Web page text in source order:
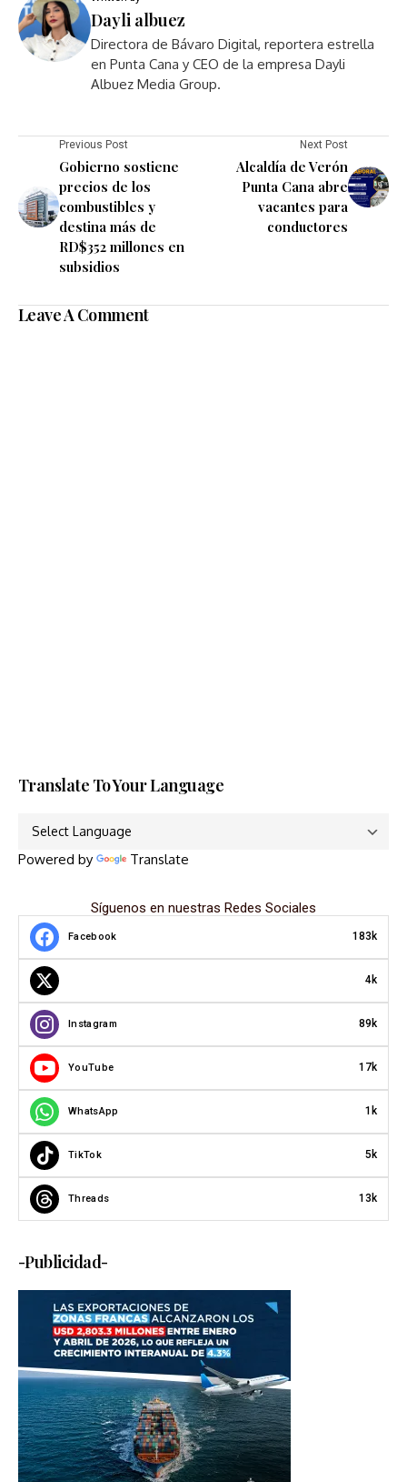
Dayli albuez
Directora de Bávaro Digital, reportera estrella
en Punta Cana y CEO de la empresa Dayli
Albuez Media Group.
Previous Post
Gobierno sostiene
precios de los
combustibles y
destina más de
RD$352 millones en
subsidios
Next Post
Alcaldía de Verón
Punta Cana abre
vacantes para
conductores
Leave A Comment
Translate To Your Language
Powered by Translate
Síguenos en nuestras Redes Sociales
Facebook 183k
4k
Instagram 89k
YouTube 17k
WhatsApp 1k
TikTok 5k
Threads 13k
-Publicidad-